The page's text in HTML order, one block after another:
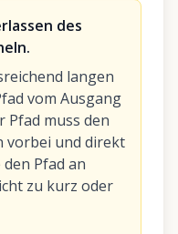
des
langen
vom Ausgang
Pfad muss den
vorbei und direkt
Pfad an
zu kurz oder